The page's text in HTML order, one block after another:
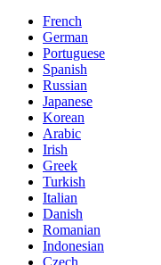
French
German
Portuguese
Spanish
Russian
Japanese
Korean
Arabic
Irish
Greek
Turkish
Italian
Danish
Romanian
Indonesian